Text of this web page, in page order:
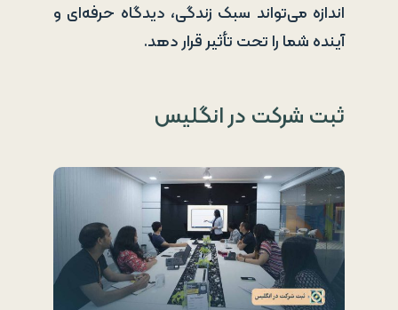
اندازه می‌تواند سبک زندگی، دیدگاه حرفه‌ای و
آینده شما را تحت تأثیر قرار دهد.
ثبت شرکت در انگلیس